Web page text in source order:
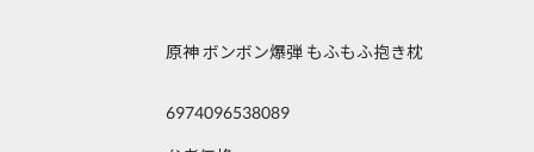
原神 ボンボン爆弾 もふもふ抱き枕
6974096538089